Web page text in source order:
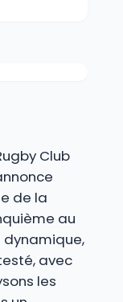
Club
de la
au
avec
les